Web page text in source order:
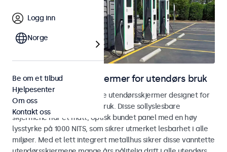
Skjermer og touchskjermer for utendørs bruk
Utforsk våre værbestandige utendørsskjermer designet for
industriell og kommersiell bruk. Disse sollyslesbare
skjermene har et matt, optisk bundet panel med en høy
lysstyrke på 1000 NITS, som sikrer utmerket lesbarhet i alle
miljøer. Med et lett integrert metallhus sikrer disse vanntette
Logg inn
Norge
Be om et tilbud
Hjelpesenter
Om oss
Kontakt oss